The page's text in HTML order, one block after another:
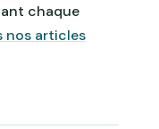
chaque
nos articles